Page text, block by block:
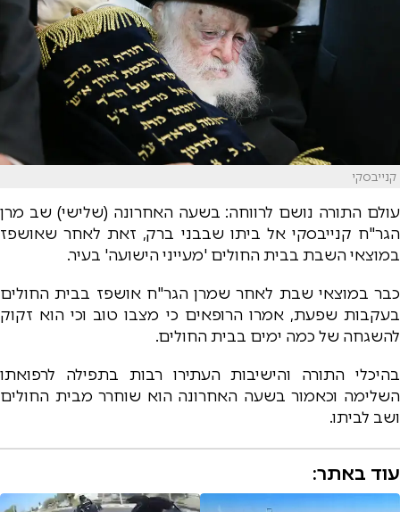
קנייבסקי
עולם התורה נושם לרווחה: בשעה האחרונה (שלישי) שב מרן
הגר"ח קנייבסקי אל ביתו שבבני ברק, זאת לאחר שאושפז
במוצאי השבת בבית החולים 'מעייני הישועה' בעיר.
כבר במוצאי שבת לאחר שמרן הגר"ח אושפז בבית החולים
בעקבות שפעת, אמרו הרופאים כי מצבו טוב וכי הוא זקוק
להשגחה של כמה ימים בבית החולים.
בהיכלי התורה והישיבות העתירו רבות בתפילה לרפואתו
השלימה וכאמור בשעה האחרונה הוא שוחרר מבית החולים
ושב לביתו.
עוד באתר: